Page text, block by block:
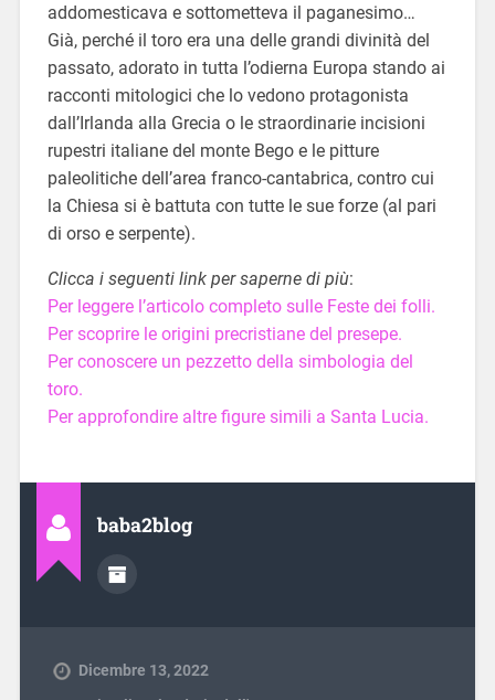
addomesticava e sottometteva il paganesimo…
Già, perché il toro era una delle grandi divinità del
passato, adorato in tutta l’odierna Europa stando ai
racconti mitologici che lo vedono protagonista
dall’Irlanda alla Grecia o le straordinarie incisioni
rupestri italiane del monte Bego e le pitture
paleolitiche dell’area franco-cantabrica, contro cui
la Chiesa si è battuta con tutte le sue forze (al pari
di orso e serpente).
Clicca i seguenti link per saperne di più:
Per leggere l’articolo completo sulle Feste dei folli.
Per scoprire le origini precristiane del presepe.
Per conoscere un pezzetto della simbologia del
toro.
Per approfondire altre figure simili a Santa Lucia.
baba2blog
Dicembre 13, 2022